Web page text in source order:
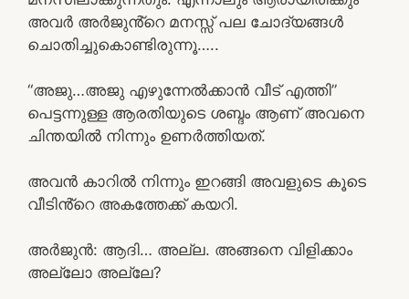
അവർ അർജുൻ്റെ മനസ്സ് പല ചോദ്യങ്ങൾ
ചൊതിച്ചുകൊണ്ടിരുന്നൂ…..
“അജു…അജു എഴുന്നേൽക്കാൻ വീട് എത്തി”
പെട്ടന്നുള്ള ആരതിയുടെ ശബ്ദം ആണ് അവനെ
ചിന്തയിൽ നിന്നും ഉണർത്തിയത്.
അവൻ കാറിൽ നിന്നും ഇറങ്ങി അവളുടെ കൂടെ
വീടിൻ്റെ അകത്തേക്ക് കയറി.
അർജുൻ: ആദി… അല്ല. അങ്ങനെ വിളിക്കാം
അല്ലോ അല്ലേ?